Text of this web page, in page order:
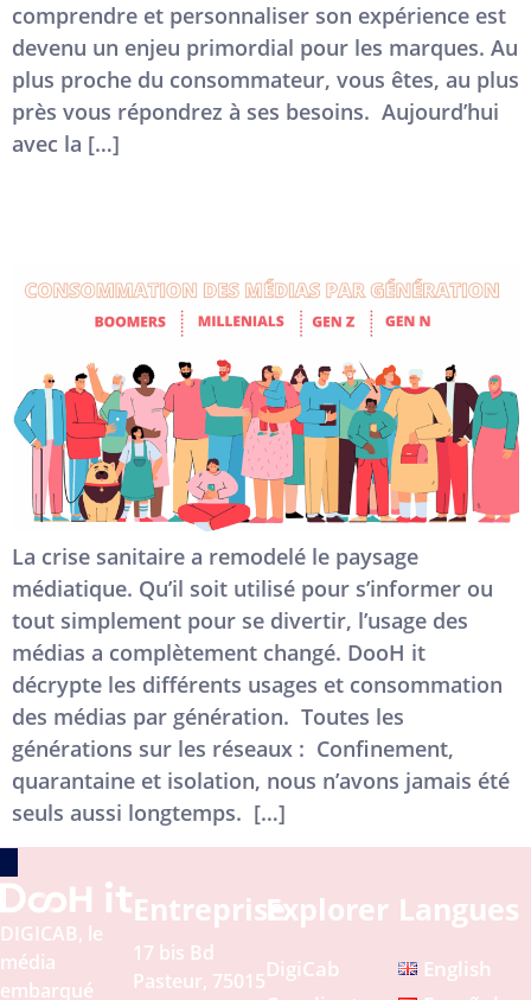
comprendre et personnaliser son expérience est
devenu un enjeu primordial pour les marques. Au
plus proche du consommateur, vous êtes, au plus
près vous répondrez à ses besoins. Aujourd’hui
avec la […]
La crise sanitaire a remodelé le paysage
médiatique. Qu’il soit utilisé pour s’informer ou
tout simplement pour se divertir, l’usage des
médias a complètement changé. DooH it
décrypte les différents usages et consommation
des médias par génération. Toutes les
générations sur les réseaux : Confinement,
quarantaine et isolation, nous n’avons jamais été
seuls aussi longtemps. […]
DIGICAB, le
média
embarqué
Entreprise
17 bis Bd
Pasteur, 75015
Explorer
DigiCab
Langues
English